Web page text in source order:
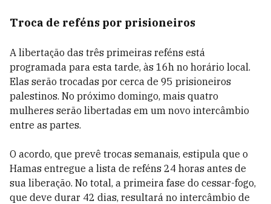
Troca de reféns por prisioneiros
A libertação das três primeiras reféns está
programada para esta tarde, às 16h no horário local.
Elas serão trocadas por cerca de 95 prisioneiros
palestinos. No próximo domingo, mais quatro
mulheres serão libertadas em um novo intercâmbio
entre as partes.
O acordo, que prevê trocas semanais, estipula que o
Hamas entregue a lista de reféns 24 horas antes de
sua liberação. No total, a primeira fase do cessar-fogo,
que deve durar 42 dias, resultará no intercâmbio de